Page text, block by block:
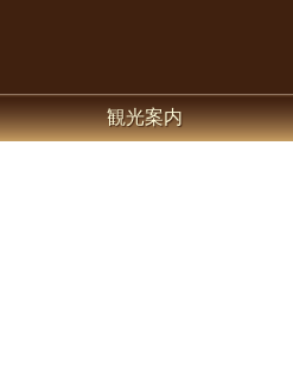
観光案内